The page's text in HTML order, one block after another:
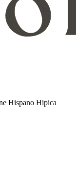
Hispano Hipica